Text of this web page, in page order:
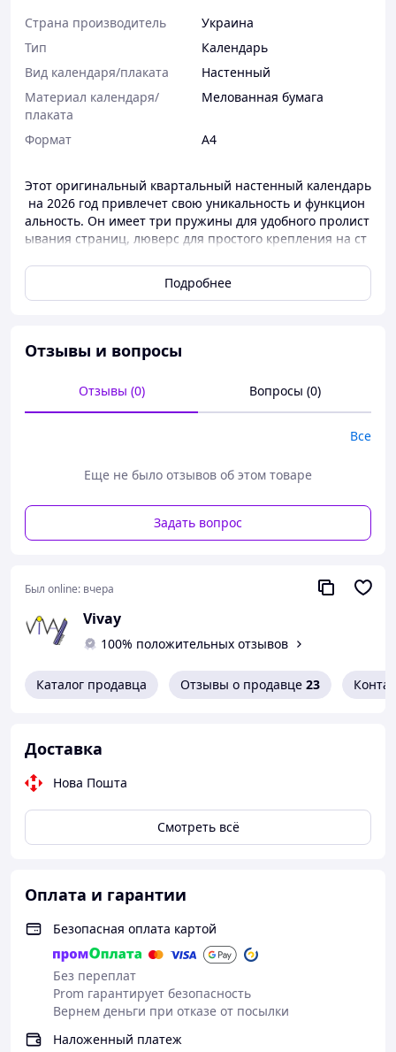
Страна производитель
Украина
Тип
Календарь
Вид календаря/плаката
Настенный
Материал календаря/
плаката
Мелованная бумага
Формат A4
Этот оригинальный квартальный настенный календарь
на 2026 год привлечет свою уникальность и функцион
альность. Он имеет три пружины для удобного пролист
ывания страниц, люверс для простого крепления на ст
указатель для легкого отслеживания дат. Этот стильный
календарь не только поможет оставаться организован
Подробнее
Отзывы и вопросы
Отзывы (0) Вопросы (0)
Все
Еще не было отзывов об этом товаре
Задать вопрос
Был online: вчера
Vivay
100% положительных отзывов
Каталог продавца Отзывы о продавце 23
Доставка
Нова Пошта
Смотреть всё
Оплата и гарантии
Безопасная оплата картой
Без переплат
Prom гарантирует безопасность
Вернем деньги при отказе от посылки
Наложенный платеж